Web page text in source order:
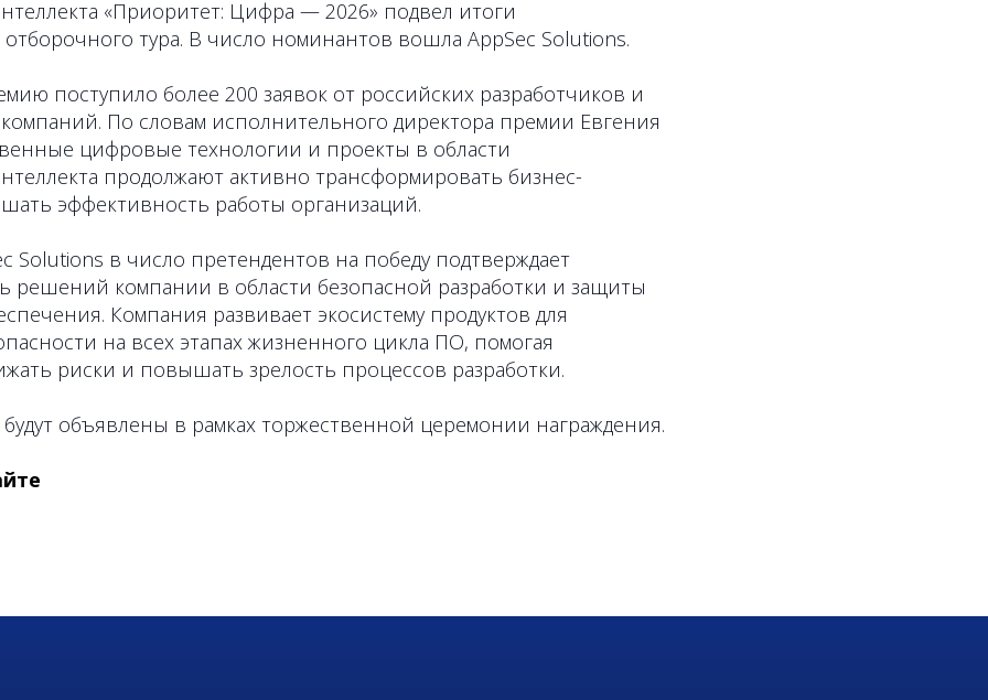
«Приоритет: Цифра — 2026» подвел итоги
тура. В число номинантов вошла AppSec Solutions.
поступило более 200 заявок от российских разработчиков и
По словам исполнительного директора премии Евгения
цифровые технологии и проекты в области
продолжают активно трансформировать бизнес-
эффективность работы организаций.
Solutions в число претендентов на победу подтверждает
решений компании в области безопасной разработки и защиты
Компания развивает экосистему продуктов для
на всех этапах жизненного цикла ПО, помогая
риски и повышать зрелость процессов разработки.
объявлены в рамках торжественной церемонии награждения.